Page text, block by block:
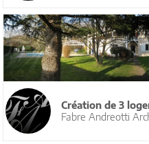
Création de 3
Fabre Andreotti